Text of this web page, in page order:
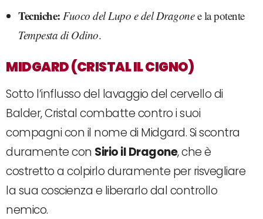
Tecniche: Fuoco del Lupo e del Dragonee la potente
Tempesta di Odino.
MIDGARD (CRISTAL IL CIGNO)
Sotto l’influsso del lavaggio del cervello di
Balder, Cristal combatte contro i suoi
compagni con il nome di Midgard. Si scontra
duramente con Sirio il Dragone, che è
costretto a colpirlo duramente per risvegliare
la sua coscienza e liberarlo dal controllo
nemico.